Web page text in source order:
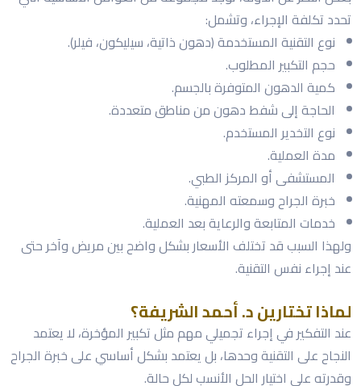
تحدد تكلفة الإجراء، وتشمل:
نوع التقنية المستخدمة (دهون ذاتية، سيليكون، فيلر).
حجم التكبير المطلوب.
كمية الدهون المتوفرة بالجسم.
الحاجة إلى شفط دهون من مناطق متعددة.
نوع التخدير المستخدم.
مدة العملية.
المستشفى أو المركز الطبي.
خبرة الجراح وسمعته المهنية.
خدمات المتابعة والرعاية بعد العملية.
ولهذا السبب قد تختلف الأسعار بشكل واضح بين مريض وآخر حتى
عند إجراء نفس التقنية.
لماذا تختارين د. أحمد الشريفة؟
عند التفكير في إجراء تجميلي مهم مثل تكبير المؤخرة، لا يعتمد
النجاح على التقنية وحدها، بل يعتمد بشكل أساسي على خبرة الجراح
وقدرته على اختيار الحل الأنسب لكل حالة.